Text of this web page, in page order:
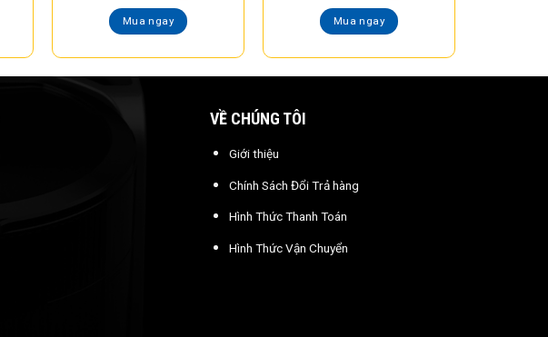
Mua ngay Mua ngay
VỀ CHÚNG TÔI
Giới thiệu
Chính Sách Đổi Trả hàng
Hình Thức Thanh Toán
Hình Thức Vận Chuyển